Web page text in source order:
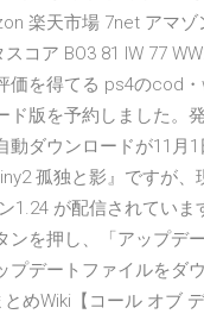
楽天市場 7net アマゾ
コア BO3 81 IW 77
価を得てる ps4のcod
ド版を予約しました。
動ダウンロードが11月
孤独と影』ですが、
1.24 が配信されていま
ンを押し、「アップデ
プデートファイルをダ
とめWiki【コール オブ